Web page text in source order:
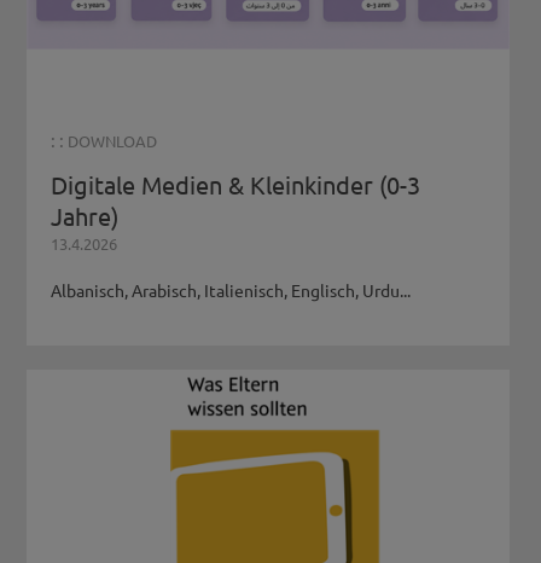
: : DOWNLOAD
Digitale Medien & Kleinkinder (0-3
Jahre)
13.4.2026
Albanisch, Arabisch, Italienisch, Englisch, Urdu...